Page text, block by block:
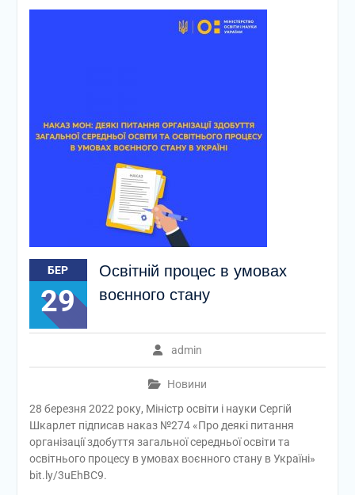
БЕР
29
Освітній процес в умовах
воєнного стану
admin
Новини
28 березня 2022 року, Міністр освіти і науки Сергій
Шкарлет підписав наказ №274 «Про деякі питання
організації здобуття загальної середньої освіти та
освітнього процесу в умовах воєнного стану в Україні»
bit.ly/3uEhBC9.